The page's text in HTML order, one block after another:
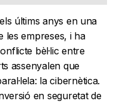
últims anys en una
les empreses, i ha
bèl·lic entre
assenyalen que
la cibernètica.
en seguretat de